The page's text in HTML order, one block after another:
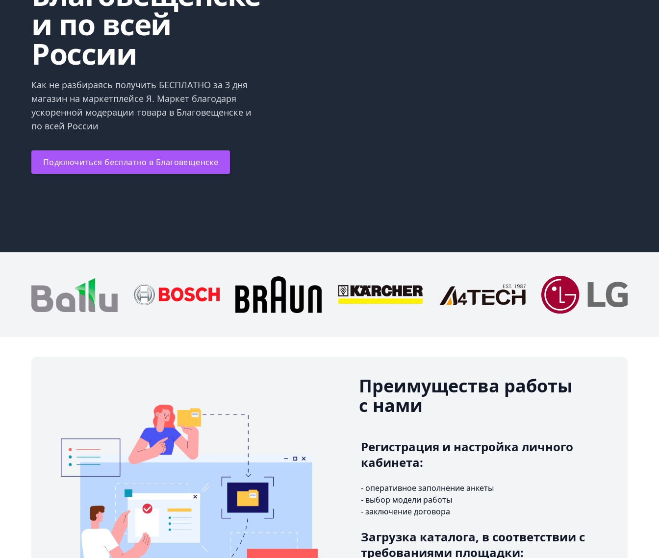
и по всей
России
Как не разбираясь получить БЕСПЛАТНО за 3 дня
магазин на маркетплейсе Я. Маркет благодаря
ускоренной модерации товара в Благовещенске и
по всей России
Подключиться бесплатно в Благовещенске
Преимущества работы
с нами
Регистрация и настройка личного
кабинета:
- оперативное заполнение анкеты
- выбор модели работы
- заключение договора
Загрузка каталога, в соответствии с
требованиями площадки: